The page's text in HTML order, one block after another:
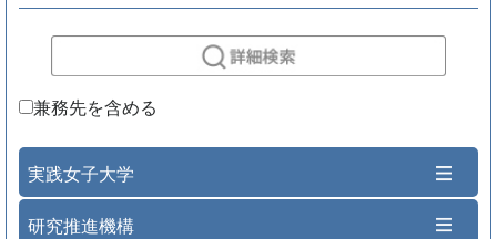
兼務先を含める
実践女子大学
研究推進機構